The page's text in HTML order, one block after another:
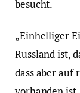
besucht.
„Einhelliger
Russland ist,
dass aber auf